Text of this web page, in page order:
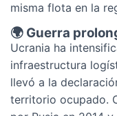
misma flota en la
🌍 Guerra
Ucrania ha
infraestructura
llevó a la
territorio ocupado.